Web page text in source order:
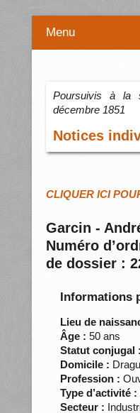
Menu
Poursuivis à la
décembre 1851
Notices
CLIQUER ICI
Garcin -
Numéro
de dossier :
Informations
Lieu de
Âge : 50 ans
Statut conjugal :
Domicile :
Profession :
Type d’activité :
Secteur :